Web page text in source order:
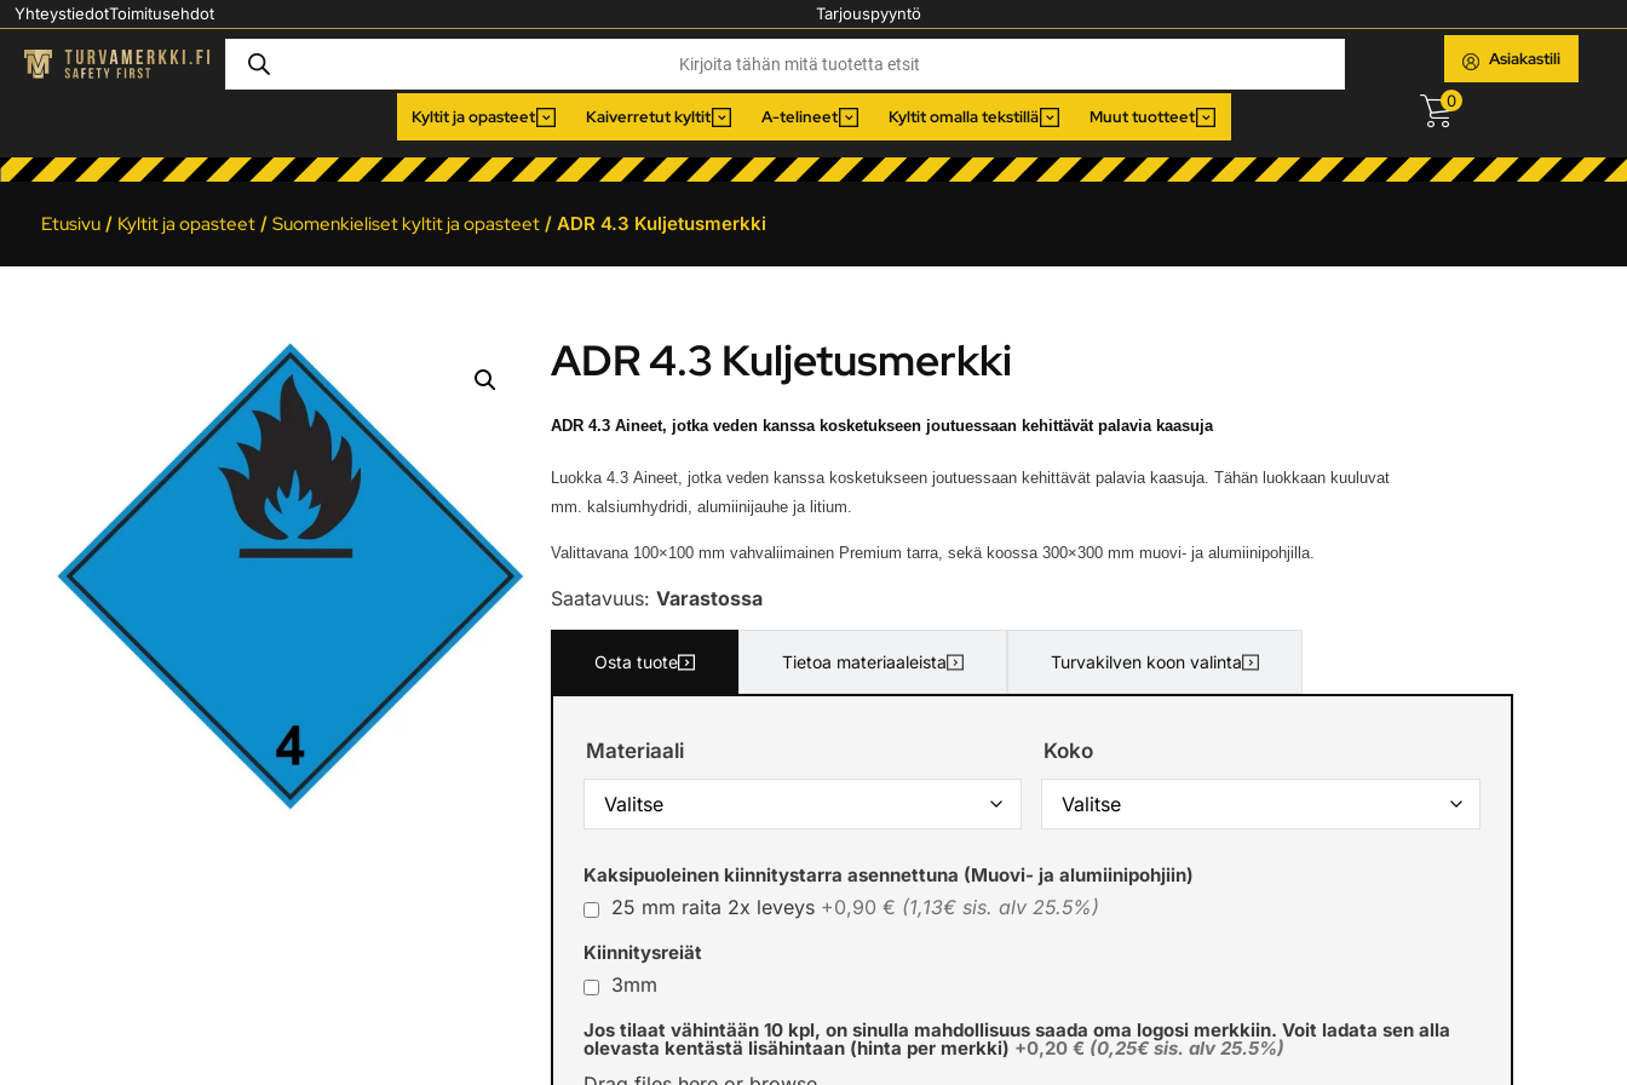
YhteystiedotToimitusehdot Tarjouspyyntö
Kyltit ja opasteet Kaiverretut kyltit A-telineet Kyltit omalla tekstillä Muut tuotteet
Asiakastili
0
Etusivu/ Kyltit ja opasteet/ Suomenkieliset kyltit ja opasteet/ ADR 4.3 Kuljetusmerkki
ADR 4.3 Kuljetusmerkki
ADR 4.3 Aineet, jotka veden kanssa kosketukseen joutuessaan kehittävät palavia kaasuja
Luokka 4.3 Aineet, jotka veden kanssa kosketukseen joutuessaan kehittävät palavia kaasuja. Tähän luokkaan kuuluvat
mm. kalsiumhydridi, alumiinijauhe ja litium.
Valittavana 100×100 mm vahvaliimainen Premium tarra, sekä koossa 300×300 mm muovi- ja alumiinipohjilla.
Saatavuus: Varastossa
Osta tuote Tietoa materiaaleista Turvakilven koon valinta
Materiaali Koko
Kaksipuoleinen kiinnitystarra asennettuna (Muovi- ja alumiinipohjiin)
25 mm raita 2x leveys +0,90 € (1,13€ sis. alv 25.5%)
Kiinnitysreiät
3mm
Jos tilaat vähintään 10 kpl, on sinulla mahdollisuus saada oma logosi merkkiin. Voit ladata sen alla
olevasta kentästä lisähintaan (hinta per merkki) +0,20 € (0,25€ sis. alv 25.5%)